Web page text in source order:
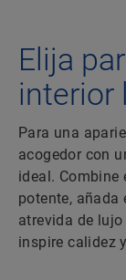
Elija
interior
Para una
acogedor con
ideal. Combine
potente, añada
atrevida de
inspire calidez